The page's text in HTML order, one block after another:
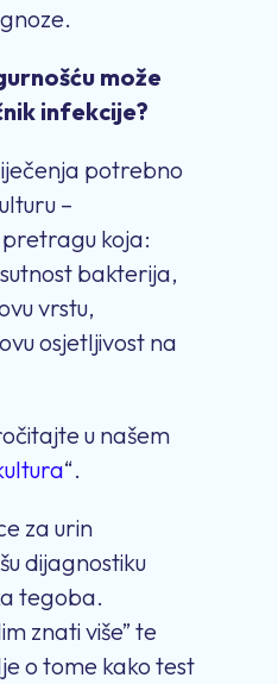
može
infekcije?
potrebno
–
koja:
bakterija,
vrstu,
osjetljivost na
u našem
“.
za urin
dijagnostiku
tegoba.
znati više” te
o tome kako test